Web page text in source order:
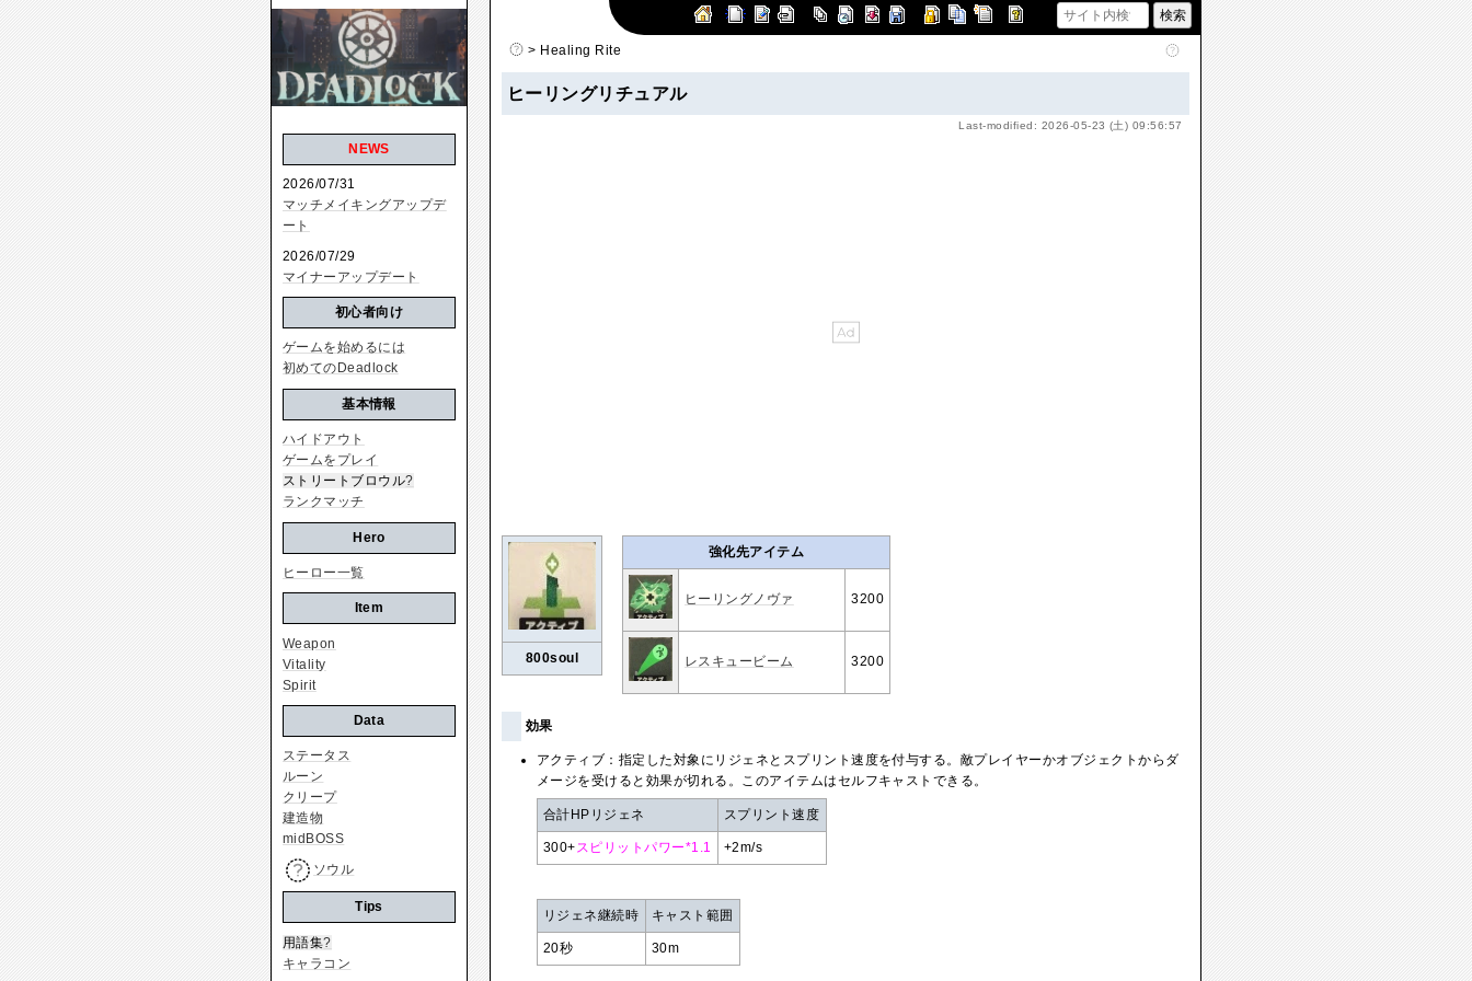
> Healing Rite
ヒーリングリチュアル
Last-modified: 2026-05-23 (土) 09:56:57
800soul
強化先アイテム
ヒーリングノヴァ 3200
レスキュービーム 3200
効果
アクティブ：指定した対象にリジェネとスプリント速度を付与する。敵プレイヤーかオブジェクトからダ
メージを受けると効果が切れる。このアイテムはセルフキャストできる。
合計HPリジェネ スプリント速度
300+スピリットパワー*1.1 +2m/s
リジェネ継続時 キャスト範囲
20秒 30m
NEWS
2026/07/31
マッチメイキングアップデ
ート
2026/07/29
マイナーアップデート
初心者向け
ゲームを始めるには
初めてのDeadlock
基本情報
ハイドアウト
ゲームをプレイ
ストリートブロウル?
ランクマッチ
Hero
ヒーロー一覧
Item
Weapon
Vitality
Spirit
Data
ステータス
ルーン
クリープ
建造物
midBOSS
ソウル
Tips
用語集?
キャラコン